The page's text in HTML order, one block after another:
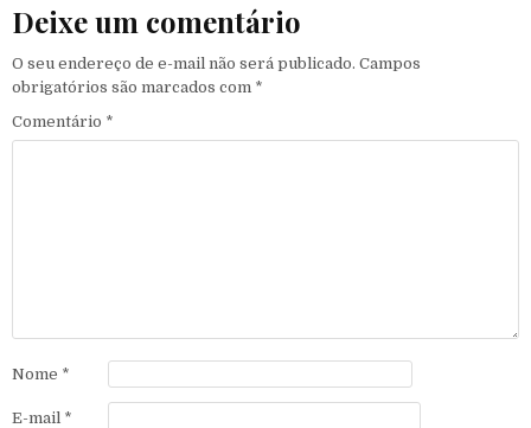
Deixe um comentário
O seu endereço de e-mail não será publicado. Campos
obrigatórios são marcados com *
Comentário *
Nome *
E-mail *